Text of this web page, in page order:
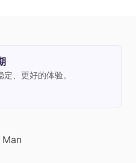
、更好的体验。